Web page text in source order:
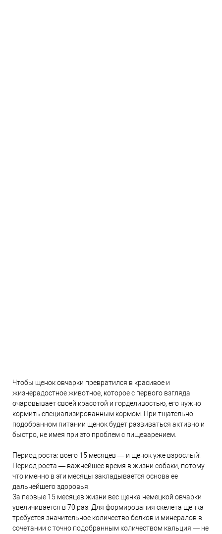
Чтобы щенок овчарки превратился в красивое и
жизнерадостное животное, которое с первого взгляда
очаровывает своей красотой и горделивостью, его нужно
кормить специализированным кормом. При тщательно
подобранном питании щенок будет развиваться активно и
быстро, не имея при это проблем с пищеварением.
Период роста: всего 15 месяцев — и щенок уже взрослый!
Период роста — важнейшее время в жизни собаки, потому
что именно в эти месяцы закладывается основа ее
дальнейшего здоровья.
За первые 15 месяцев жизни вес щенка немецкой овчарки
увеличивается в 70 раз. Для формирования скелета щенка
требуется значительное количество белков и минералов в
сочетании с точно подобранным количеством кальция — не